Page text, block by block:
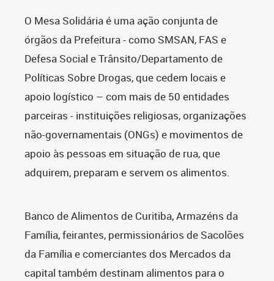
O Mesa Solidária é uma ação conjunta de
órgãos da Prefeitura - como SMSAN, FAS e
Defesa Social e Trânsito/Departamento de
Políticas Sobre Drogas, que cedem locais e
apoio logístico – com mais de 50 entidades
parceiras - instituições religiosas, organizações
não-governamentais (ONGs) e movimentos de
apoio às pessoas em situação de rua, que
adquirem, preparam e servem os alimentos.
Banco de Alimentos de Curitiba, Armazéns da
Família, feirantes, permissionários de Sacolões
da Família e comerciantes dos Mercados da
capital também destinam alimentos para o